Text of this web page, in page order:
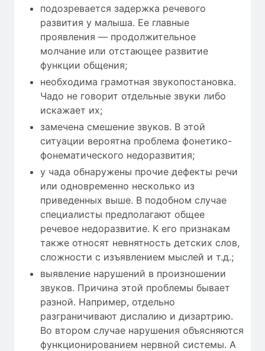
подозревается задержка речевого
развития у малыша. Ее главные
проявления — продолжительное
молчание или отстающее развитие
функции общения;
необходима грамотная звукопостановка.
Чадо не говорит отдельные звуки либо
искажает их;
замечена смешение звуков. В этой
ситуации вероятна проблема фонетико-
фонематического недоразвития;
у чада обнаружены прочие дефекты речи
или одновременно несколько из
приведенных выше. В подобном случае
специалисты предполагают общее
речевое недоразвитие. К его признакам
также относят невнятность детских слов,
сложности с изъявлением мыслей и т.д.;
выявление нарушений в произношении
звуков. Причина этой проблемы бывает
разной. Например, отдельно
разграничивают дислалию и дизартрию.
Во втором случае нарушения объясняются
функционированием нервной системы. А